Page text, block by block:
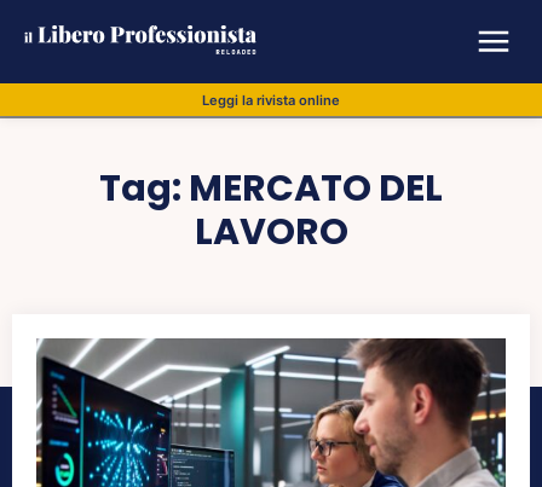
Leggi la rivista online
Tag: MERCATO DEL
LAVORO